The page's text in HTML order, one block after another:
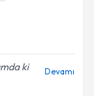
ki
Devamı